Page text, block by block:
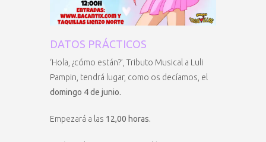
DATOS PRÁCTICOS
‘Hola, ¿cómo están?’, Tributo Musical a Luli
Pampin, tendrá lugar, como os decíamos, el
domingo 4 de junio.
Empezará a las 12,00 horas.